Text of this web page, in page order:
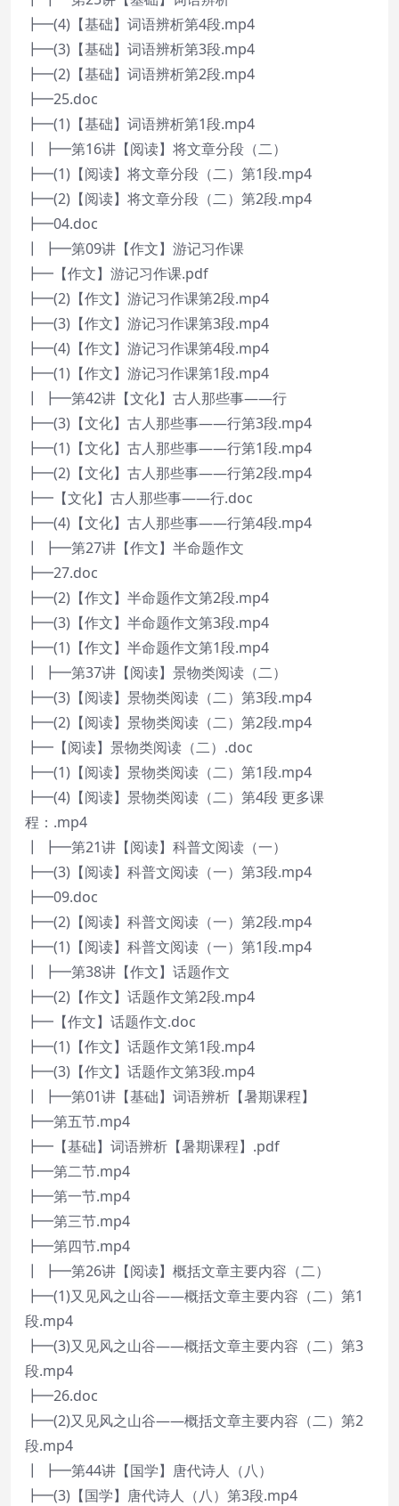
┣━(4)【基础】词语辨析第4段.mp4
┣━(3)【基础】词语辨析第3段.mp4
┣━(2)【基础】词语辨析第2段.mp4
┣━25.doc
┣━(1)【基础】词语辨析第1段.mp4
┃ ┣━第16讲【阅读】将文章分段（二）
┣━(1)【阅读】将文章分段（二）第1段.mp4
┣━(2)【阅读】将文章分段（二）第2段.mp4
┣━04.doc
┃ ┣━第09讲【作文】游记习作课
┣━【作文】游记习作课.pdf
┣━(2)【作文】游记习作课第2段.mp4
┣━(3)【作文】游记习作课第3段.mp4
┣━(4)【作文】游记习作课第4段.mp4
┣━(1)【作文】游记习作课第1段.mp4
┃ ┣━第42讲【文化】古人那些事——行
┣━(3)【文化】古人那些事——行第3段.mp4
┣━(1)【文化】古人那些事——行第1段.mp4
┣━(2)【文化】古人那些事——行第2段.mp4
┣━【文化】古人那些事——行.doc
┣━(4)【文化】古人那些事——行第4段.mp4
┃ ┣━第27讲【作文】半命题作文
┣━27.doc
┣━(2)【作文】半命题作文第2段.mp4
┣━(3)【作文】半命题作文第3段.mp4
┣━(1)【作文】半命题作文第1段.mp4
┃ ┣━第37讲【阅读】景物类阅读（二）
┣━(3)【阅读】景物类阅读（二）第3段.mp4
┣━(2)【阅读】景物类阅读（二）第2段.mp4
┣━【阅读】景物类阅读（二）.doc
┣━(1)【阅读】景物类阅读（二）第1段.mp4
┣━(4)【阅读】景物类阅读（二）第4段 更多课
程：.mp4
┃ ┣━第21讲【阅读】科普文阅读（一）
┣━(3)【阅读】科普文阅读（一）第3段.mp4
┣━09.doc
┣━(2)【阅读】科普文阅读（一）第2段.mp4
┣━(1)【阅读】科普文阅读（一）第1段.mp4
┃ ┣━第38讲【作文】话题作文
┣━(2)【作文】话题作文第2段.mp4
┣━【作文】话题作文.doc
┣━(1)【作文】话题作文第1段.mp4
┣━(3)【作文】话题作文第3段.mp4
┃ ┣━第01讲【基础】词语辨析【暑期课程】
┣━第五节.mp4
┣━【基础】词语辨析【暑期课程】.pdf
┣━第二节.mp4
┣━第一节.mp4
┣━第三节.mp4
┣━第四节.mp4
┃ ┣━第26讲【阅读】概括文章主要内容（二）
┣━(1)又见风之山谷——概括文章主要内容（二）第1
段.mp4
┣━(3)又见风之山谷——概括文章主要内容（二）第3
段.mp4
┣━26.doc
┣━(2)又见风之山谷——概括文章主要内容（二）第2
段.mp4
┃ ┣━第44讲【国学】唐代诗人（八）
┣━(3)【国学】唐代诗人（八）第3段.mp4